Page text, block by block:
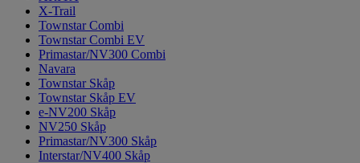
X-Trail
Townstar Combi
Townstar Combi EV
Primastar/NV300 Combi
Navara
Townstar Skåp
Townstar Skåp EV
e-NV200 Skåp
NV250 Skåp
Primastar/NV300 Skåp
Interstar/NV400 Skåp